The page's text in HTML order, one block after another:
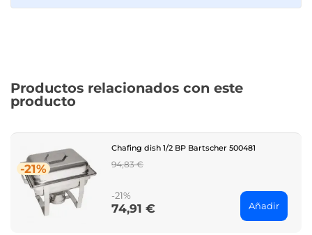
Productos relacionados con este
producto
-21%
Chafing dish 1/2 BP Bartscher 500481
Regular
94,83 €
-21%
Price
74,91 € Añadir